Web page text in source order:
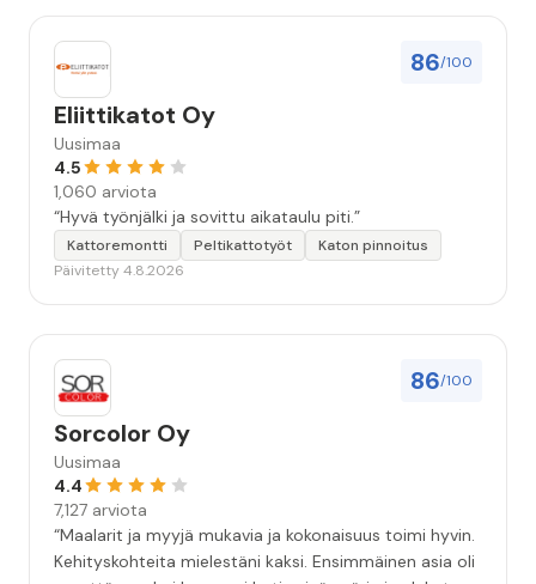
86/100
Eliittikatot Oy
Uusimaa
4.5
1,060 arviota
“Hyvä työnjälki ja sovittu aikataulu piti.”
Kattoremontti Peltikattotyöt
Katon pinnoitus
Päivitetty 4.8.2026
86/100
Sorcolor Oy
Uusimaa
4.4
7,127 arviota
“Maalarit ja myyjä mukavia ja kokonaisuus toimi hyvin.
Kehityskohteita mielestäni kaksi. Ensimmäinen asia oli